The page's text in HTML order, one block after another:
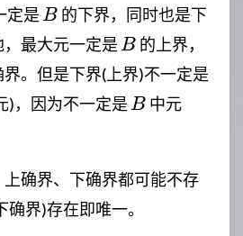
定是 B
B 的下界，同时也是下
最大元一定是 B
B 的上界，
。但是下界(上界)不一定是
)，因为不一定是 B
B 中元
上确界、下确界都可能不存
界)存在即唯一。